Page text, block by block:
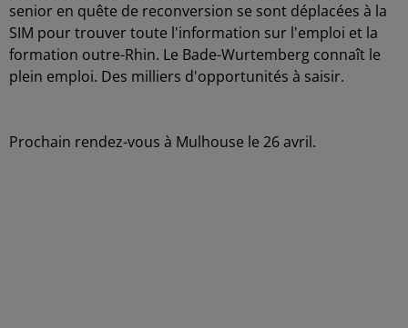
senior en quête de reconversion se sont déplacées à la
SIM pour trouver toute l'information sur l'emploi et la
formation outre-Rhin. Le Bade-Wurtemberg connaît le
plein emploi. Des milliers d'opportunités à saisir.
Prochain rendez-vous à Mulhouse le 26 avril.